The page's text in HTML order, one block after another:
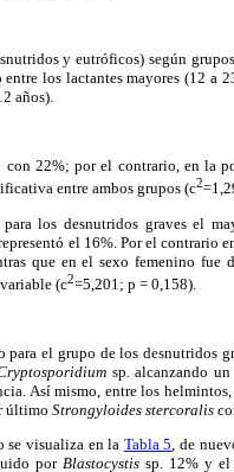
y eutróficos) según
los lactantes mayores (12 a
años).
con 22%; por el contrario, en la
entre ambos grupos (c2
los desnutridos graves el
el 16%. Por el contrario
que en el sexo femenino fue
(c2=5,201; p = 0,158).
para el grupo de los desnutridos
sp. alcanzando
Así mismo, entre los
último Strongyloides stercoralis
se visualiza en la Tabla 5, de
porBlastocystis sp. 12% y